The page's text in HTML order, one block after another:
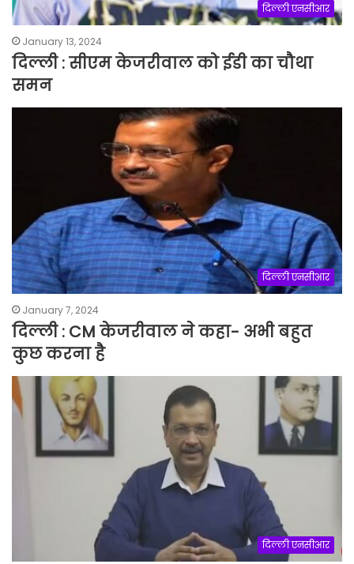
दिल्ली एनसीआर
January 13, 2024
दिल्ली : सीएम केजरीवाल को ईडी का चौथा
समन
दिल्ली एनसीआर
January 7, 2024
दिल्ली : CM केजरीवाल ने कहा- अभी बहुत
कुछ करना है
दिल्ली एनसीआर